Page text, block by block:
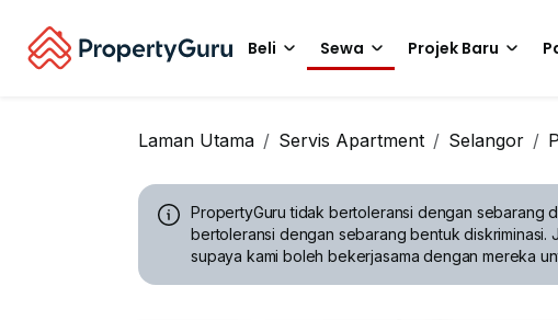
Beli Sewa Projek Baru
Laman Utama Servis Apartment Selangor
PropertyGuru tidak bertoleransi dengan sebarang
bertoleransi dengan sebarang bentuk diskriminasi.
supaya kami boleh bekerjasama dengan mereka